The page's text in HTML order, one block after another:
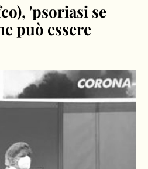
'psoriasi se
può essere